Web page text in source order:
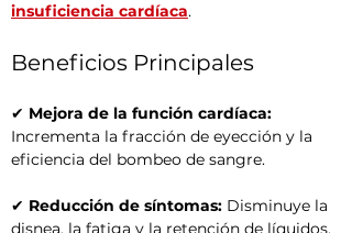
insuficiencia cardíaca.
Beneficios Principales
✔ Mejora de la función cardíaca:
Incrementa la fracción de eyección y la
eficiencia del bombeo de sangre.
✔ Reducción de síntomas: Disminuye la
disnea, la fatiga y la retención de líquidos.